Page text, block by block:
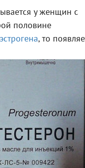
у женщин с
половине
эстрогена, то